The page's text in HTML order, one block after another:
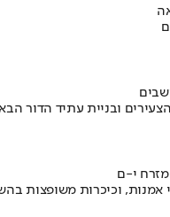
ובניית עתיד הדור
י-ם